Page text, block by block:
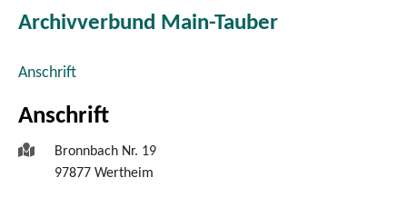
Archivverbund Main-Tauber
Anschrift
Anschrift
Bronnbach Nr. 19
97877 Wertheim